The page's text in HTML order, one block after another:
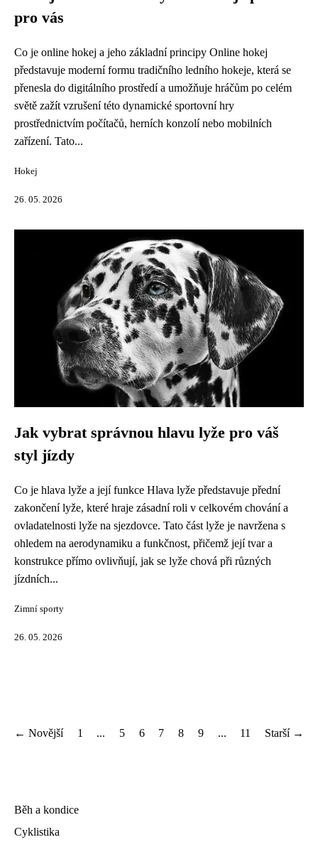
pro vás
Co je online hokej a jeho základní principy Online hokej
představuje moderní formu tradičního ledního hokeje, která se
přenesla do digitálního prostředí a umožňuje hráčům po celém
světě zažít vzrušení této dynamické sportovní hry
prostřednictvím počítačů, herních konzolí nebo mobilních
zařízení. Tato...
Hokej
26. 05. 2026
Jak vybrat správnou hlavu lyže pro váš
styl jízdy
Co je hlava lyže a její funkce Hlava lyže představuje přední
zakončení lyže, které hraje zásadní roli v celkovém chování a
ovladatelnosti lyže na sjezdovce. Tato část lyže je navržena s
ohledem na aerodynamiku a funkčnost, přičemž její tvar a
konstrukce přímo ovlivňují, jak se lyže chová při různých
jízdních...
Zimní sporty
26. 05. 2026
← Novější 1 ... 5 6 7 8 9 ... 11 Starší →
Běh a kondice
Cyklistika